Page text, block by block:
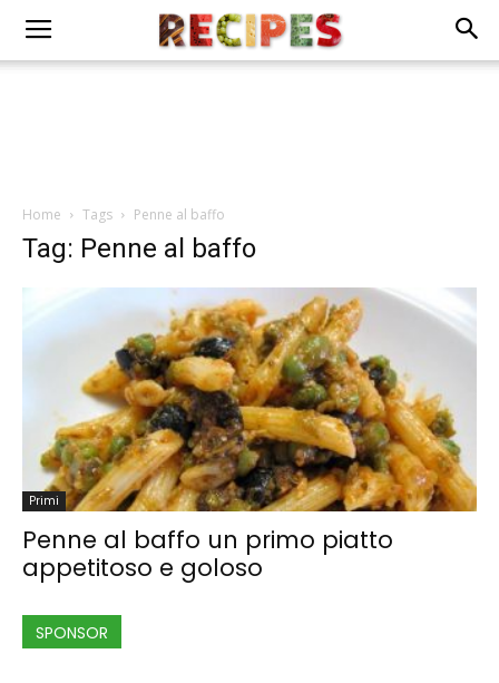
Home Tags Penne al baffo
Tag: Penne al baffo
Primi
Penne al baffo un primo piatto
appetitoso e goloso
SPONSOR